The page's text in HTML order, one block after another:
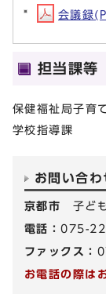
会議録
担当課等
保健福祉局子育
学校指導課
お問い合わ
京都市 子ど
電話：075-
ファックス：
お電話の際は